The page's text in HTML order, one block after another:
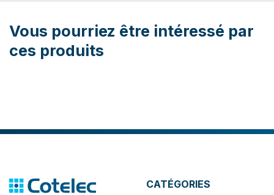
Vous pourriez être intéressé par
ces produits
CATÉGORIES